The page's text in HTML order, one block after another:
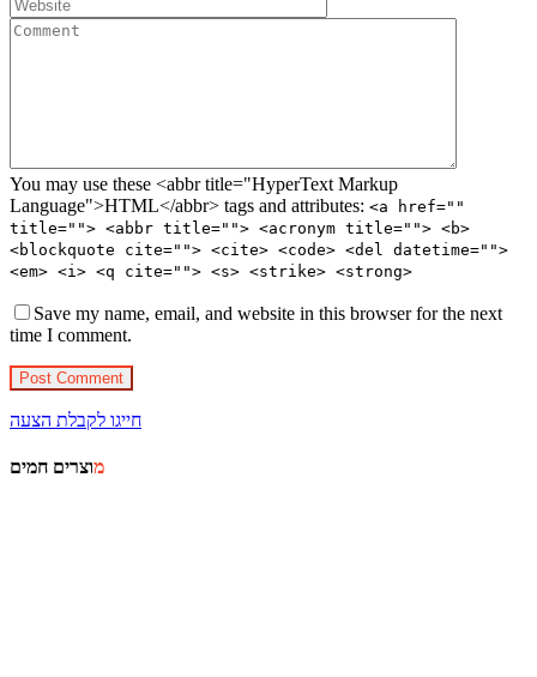
You may use these <abbr title="HyperText Markup
Language">HTML</abbr> tags and attributes: <a href=""
title=""> <abbr title=""> <acronym title=""> <b>
<blockquote cite=""> <cite> <code> <del datetime="">
<em> <i> <q cite=""> <s> <strike> <strong>
Save my name, email, and website in this browser for the next
time I comment.
Post Comment
חייגו לקבלת הצעה
מוצרים חמים